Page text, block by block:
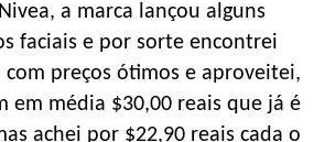
a marca lançou alguns
faciais e por sorte encontrei
com preços ótimos e aproveitei,
em média $30,00 reais que já é
achei por $22,90 reais cada o